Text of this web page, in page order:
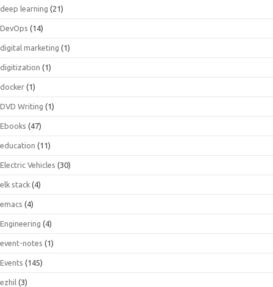
deep learning (21)
DevOps (14)
digital marketing (1)
digitization (1)
docker (1)
DVD Writing (1)
Ebooks (47)
education (11)
Electric Vehicles (30)
elk stack (4)
emacs (4)
Engineering (4)
event-notes (1)
Events (145)
ezhil (3)